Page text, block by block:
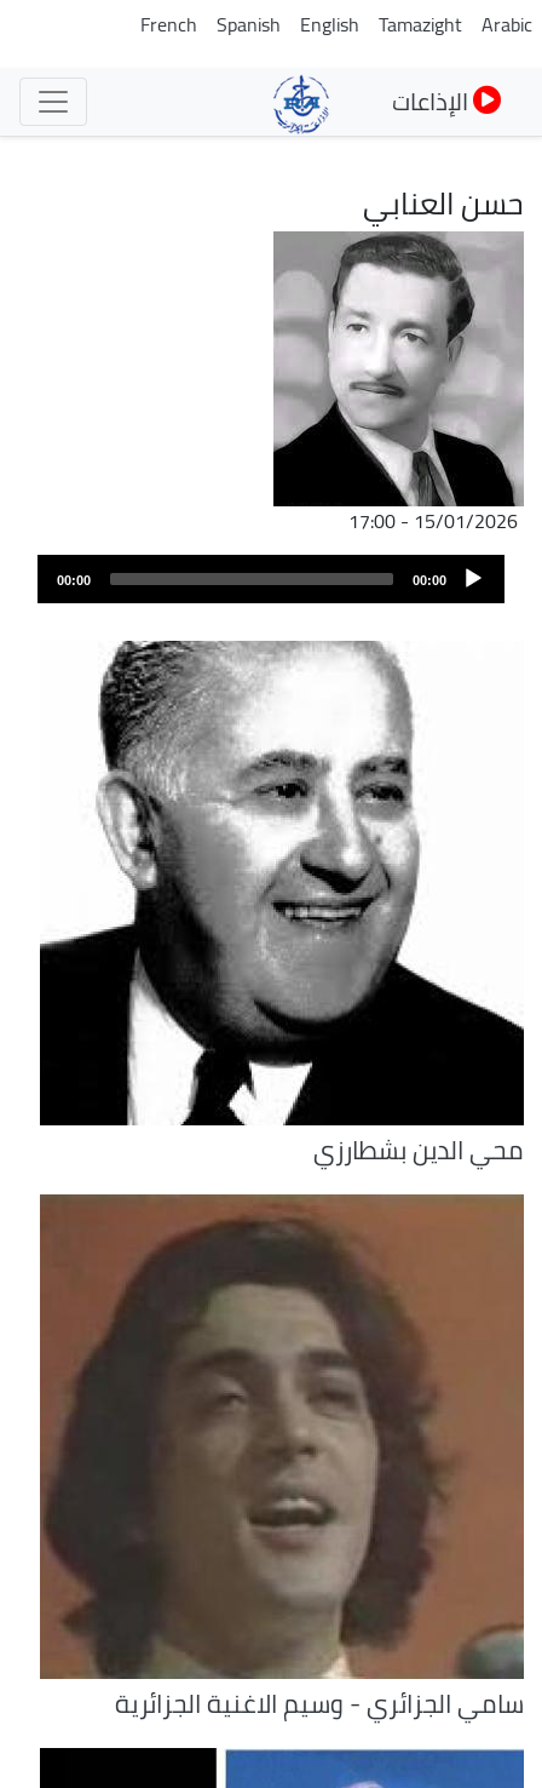
تجاوز
Arabic
Tamazight
English
Spanish
French
الإذاعات
حسن العنابي
الصورة
15/01/2026 - 17:00
ملف
الصوت
Audio
Player
00:00
00:00
محي الدين بشطارزي
سامي الجزائري - وسيم الاغنية الجزائرية